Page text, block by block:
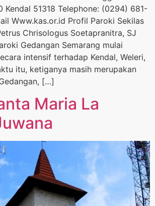
Kendal 51318 Telephone: (0294) 681-
Www.kas.or.id Profil Paroki Sekilas
Chrisologus Soetapranitra, SJ
Gedangan Semarang mulai
intensif terhadap Kendal, Weleri,
itu, ketiganya masih merupakan
[…]
Maria La